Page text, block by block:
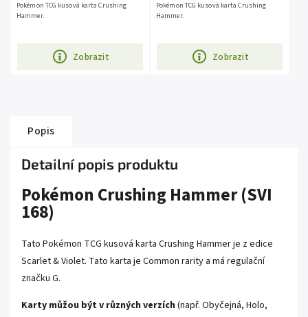
Zobrazit
Pokémon TCG kusová karta Crushing
Hammer.
Zobrazit
Pokémon TCG kusová karta Crushing
Hammer.
Popis
Detailní popis produktu
Pokémon Crushing Hammer (SVI
168)
Tato Pokémon TCG kusová karta Crushing Hammer je z edice
Scarlet & Violet. Tato karta je Common rarity a má regulační
značku G.
Karty můžou být v různých verzích (např. Obyčejná, Holo,